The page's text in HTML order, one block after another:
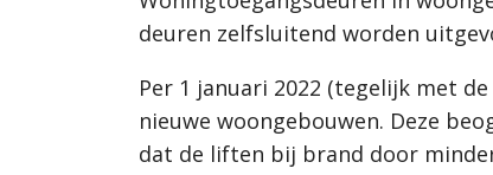
deuren zelfsluitend worden
Per 1 januari 2022 (tegelijk met
nieuwe woongebouwen. Deze
dat de liften bij brand door